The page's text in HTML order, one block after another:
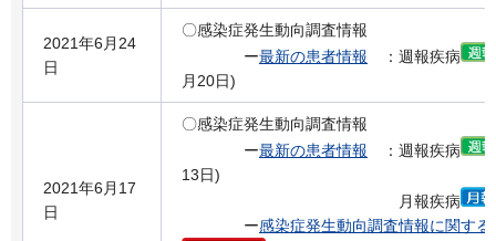
2021年6月24
日
〇感染症発生動向調査情報
ー最新の患者情報 ：週報疾病
月20日)
2021年6月17
日
〇感染症発生動向調査情報
ー最新の患者情報 ：週報疾病
13日)
月報疾病
ー感染症発生動向調査情報に関す